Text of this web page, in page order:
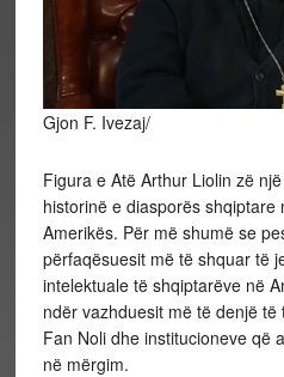
Gjon F. Ivezaj/
Figura e Atë Arthur Liolin zë
historinë e diasporës
Amerikës. Për më shumë se
përfaqësuesit më të shquar të
intelektuale të shqiptarëve në
ndër vazhduesit më të denjë
Fan Noli dhe institucioneve që
në mërgim.